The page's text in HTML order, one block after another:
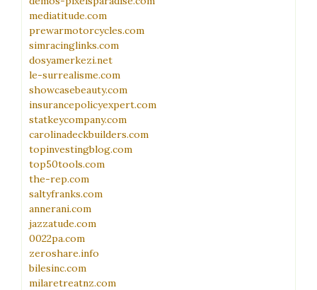
mediatitude.com
prewarmotorcycles.com
simracinglinks.com
dosyamerkezi.net
le-surrealisme.com
showcasebeauty.com
insurancepolicyexpert.com
statkeycompany.com
carolinadeckbuilders.com
topinvestingblog.com
top50tools.com
the-rep.com
saltyfranks.com
annerani.com
jazzatude.com
0022pa.com
zeroshare.info
bilesinc.com
milaretreatnz.com